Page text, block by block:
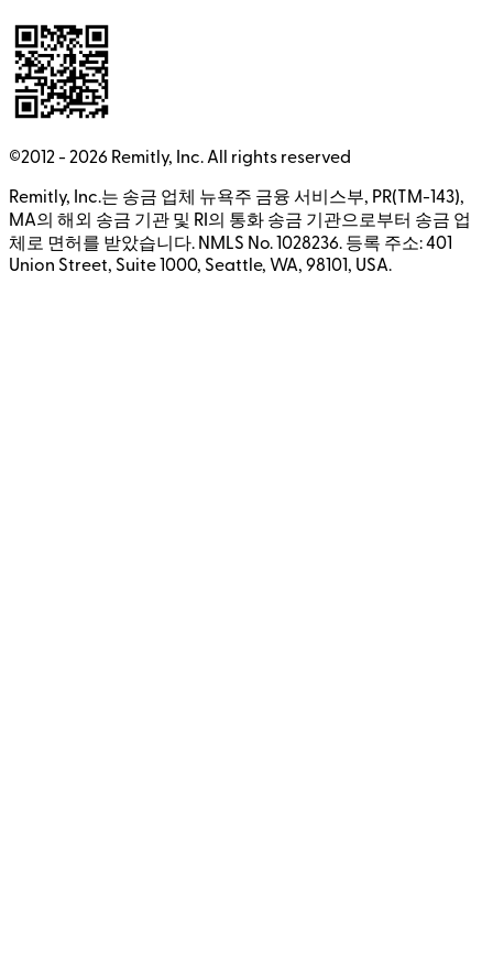
©2012 - 2026 Remitly, Inc. All rights reserved
Remitly, Inc.는 송금 업체 뉴욕주 금융 서비스부, PR(TM-143),
MA의 해외 송금 기관 및 RI의 통화 송금 기관으로부터 송금 업
체로 면허를 받았습니다. NMLS No. 1028236. 등록 주소: 401
Union Street, Suite 1000, Seattle, WA, 98101, USA.